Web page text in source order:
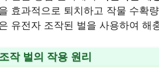
효과적으로 퇴치하고 작물 수확
유전자 조작된 벌을 사용하여 해
작 벌의 작용 원리